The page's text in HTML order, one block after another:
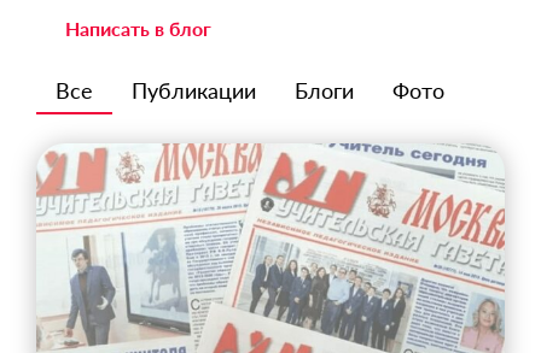
Написать в блог
Все Публикации Блоги Фото